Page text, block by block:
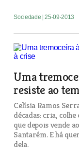
Sociedade | 25-09-2013
Uma
resiste ao
Celísia Ramos
décadas: cria,
que depois vende
Santarém. E há
dela.